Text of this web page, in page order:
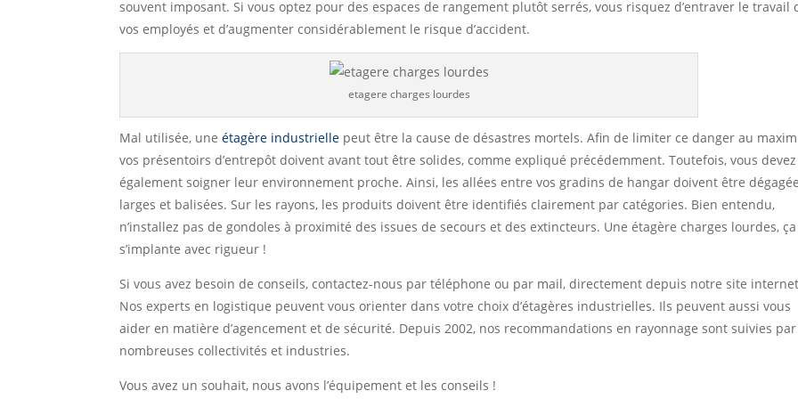
souvent imposant. Si vous optez pour des espaces de rangement plutôt serrés, vous risquez d’entraver le travail
vos employés et d’augmenter considérablement le risque d’accident.
etagere charges lourdes
Mal utilisée, uneétagère industrielle peut être la cause de désastres mortels. Afin de limiter ce danger au
vos présentoirs d’entrepôt doivent avant tout être solides, comme expliqué précédemment. Toutefois, vous devez
également soigner leur environnement proche. Ainsi, les allées entre vos gradins de hangar doivent être
larges et balisées. Sur les rayons, les produits doivent être identifiés clairement par catégories. Bien entendu,
n’installez pas de gondoles à proximité des issues de secours et des extincteurs. Une étagère charges lourdes, ça
s’implante avec rigueur !
Si vous avez besoin de conseils, contactez-nous par téléphone ou par mail, directement depuis notre site
Nos experts en logistique peuvent vous orienter dans votre choix d’étagères industrielles. Ils peuvent aussi vous
aider en matière d’agencement et de sécurité. Depuis 2002, nos recommandations en rayonnage sont suivies
nombreuses collectivités et industries.
Vous avez un souhait, nous avons l’équipement et les conseils !